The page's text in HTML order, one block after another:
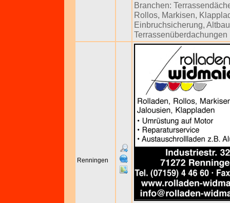
Branchen:
Rollos, Markisen,
Einbruchsicherung,
Terrassenüberdachungen
Renningen